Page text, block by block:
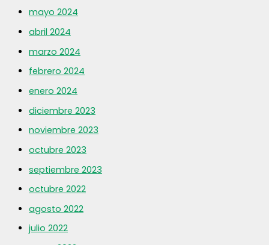
mayo 2024
abril 2024
marzo 2024
febrero 2024
enero 2024
diciembre 2023
noviembre 2023
octubre 2023
septiembre 2023
octubre 2022
agosto 2022
julio 2022